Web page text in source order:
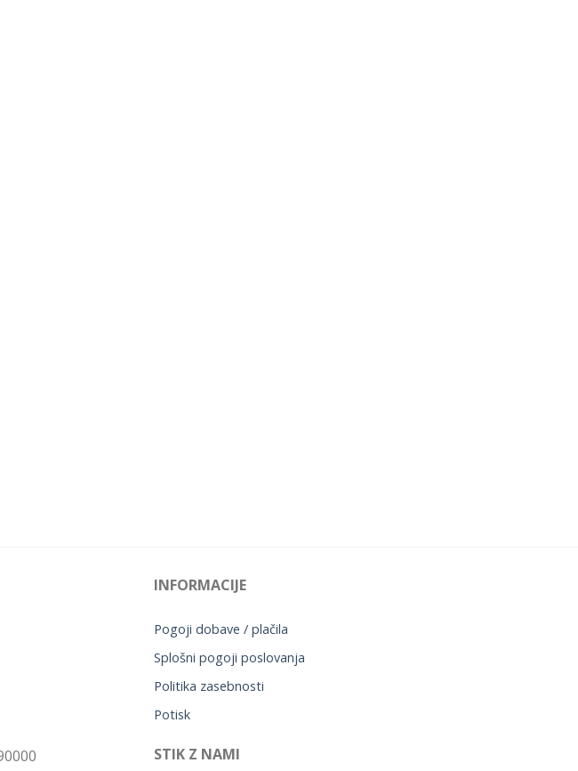
INFORMACIJE
Pogoji dobave / plačila
Splošni pogoji poslovanja
Politika zasebnosti
Potisk
STIK Z NAMI